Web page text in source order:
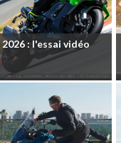
2026 : l'essai vidéo